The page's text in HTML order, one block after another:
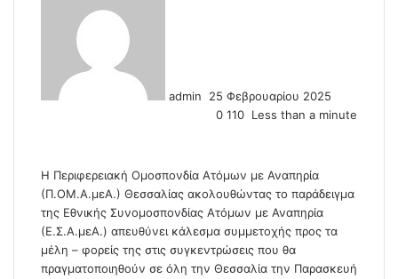
admin
e
m
l
25 Φεβρουαρίου 2025
0 110 Less than a minute
Η Περιφερειακή Ομοσπονδία Ατόμων με Αναπηρία
(Π.ΟΜ.Α.μεΑ.) Θεσσαλίας ακολουθώντας το παράδειγμα
της Εθνικής Συνομοσπονδίας Ατόμων με Αναπηρία
(Ε.Σ.Α.μεΑ.) απευθύνει κάλεσμα συμμετοχής προς τα
μέλη – φορείς της στις συγκεντρώσεις που θα
πραγματοποιηθούν σε όλη την Θεσσαλία την Παρασκευή